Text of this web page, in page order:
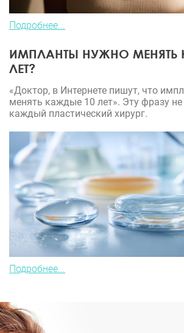
Подробнее...
ИМПЛАНТЫ НУЖНО МЕНЯТЬ
ЛЕТ?
«Доктор, в Интернете пишут, что
менять каждые 10 лет». Эту фразу
каждый пластический хирург.
Подробнее...